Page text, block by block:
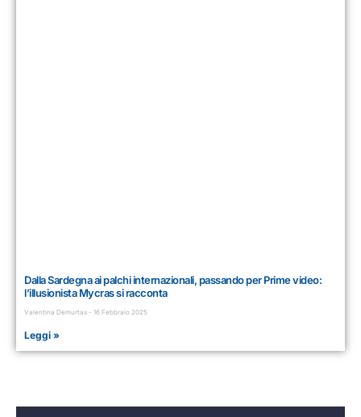
Dalla Sardegna ai palchi internazionali, passando per Prime video:
l’illusionista Mycras si racconta
Valentina Demurtas 16 Febbraio 2025
Leggi »